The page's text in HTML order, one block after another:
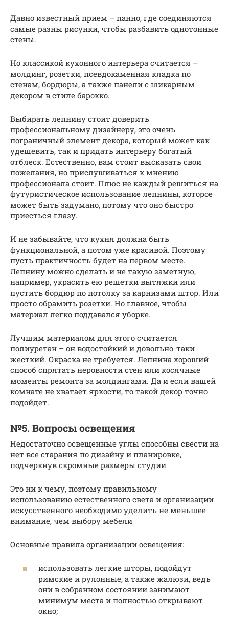
Давно известный прием – панно, где соединяются
самые разны рисунки, чтобы разбавить однотонные
стены.
Но классикой кухонного интерьера считается –
молдинг, розетки, псевдокаменная кладка по
стенам, бордюры, а также панели с шикарным
декором в стиле барокко.
Выбирать лепнину стоит доверить
профессиональному дизайнеру, это очень
пограничный элемент декора, который может как
удешевить, так и придать интерьеру богатый
отблеск. Естественно, вам стоит высказать свои
пожелания, но прислушиваться к мнению
профессионала стоит. Плюс не каждый решиться на
футуристическое использование лепнины, которое
может быть задумано, потому что оно быстро
приесться глазу.
И не забывайте, что кухня должна быть
функциональной, а потом уже красивой. Поэтому
пусть практичность будет на первом месте.
Лепнину можно сделать и не такую заметную,
например, украсить ею решетки вытяжки или
пустить бордюр по потолку за карнизами штор. Или
просто обрамить розетки. Но главное, чтобы
материал легко поддавался уборке.
Лучшим материалом для этого считается
полиуретан – он водостойкий и довольно-таки
жесткий. Окраска не требуется. Лепнина хороший
способ спрятать неровности стен или косячные
моменты ремонта за молдингами. Да и если вашей
комнате не хватает яркости, то такой декор точно
подойдет.
№5. Вопросы освещения
Недостаточно освещенные углы способны свести на
нет все старания по дизайну и планировке,
подчеркнув скромные размеры студии
Это ни к чему, поэтому правильному
использованию естественного света и организации
искусственного необходимо уделить не меньшее
внимание, чем выбору мебели
Основные правила организации освещения:
использовать легкие шторы, подойдут
римские и рулонные, а также жалюзи, ведь
они в собранном состоянии занимают
минимум места и полностью открывают
окно;